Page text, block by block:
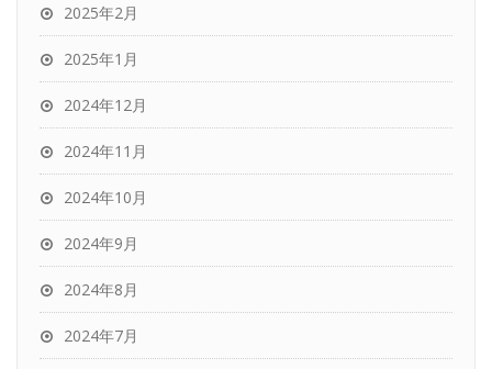
2025年2月
2025年1月
2024年12月
2024年11月
2024年10月
2024年9月
2024年8月
2024年7月